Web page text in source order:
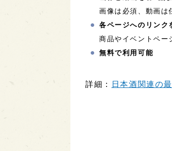
画像は必須、動画は
各ページへのリンク
商品やイベントペー
無料で利用可能
詳細： 日本酒関連の